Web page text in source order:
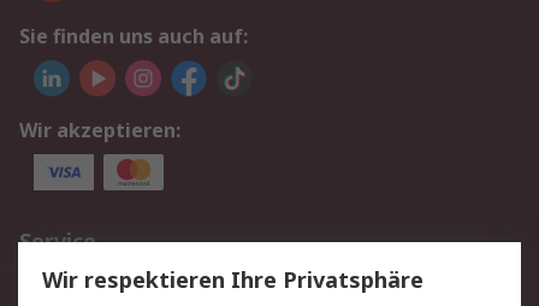
Sie finden uns auch auf:
Wir akzeptieren:
Service
Value Added Services
Lieferlösungen
Wir respektieren Ihre Privatsphäre